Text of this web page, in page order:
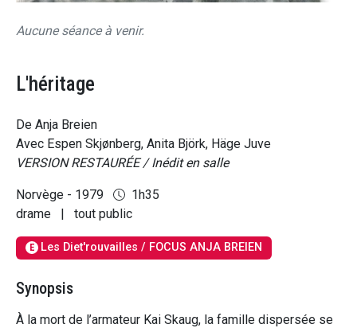
Aucune séance à venir.
L'héritage
De Anja Breien
Avec Espen Skjønberg, Anita Björk, Häge Juve
VERSION RESTAURÉE / Inédit en salle
Norvège - 1979
1h35
drame
| tout public
E Les Diet'rouvailles / FOCUS ANJA BREIEN
Synopsis
À la mort de l’armateur Kai Skaug, la famille dispersée se